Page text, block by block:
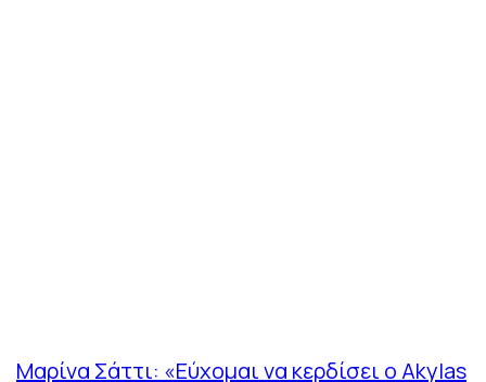
Μαρίνα Σάττι: «Εύχομαι να κερδίσει ο Akylas